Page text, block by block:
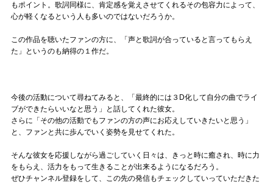
もポイント。歌詞同様に、肯定感を覚えさせてくれるその包容力によって、
心が軽くなるという人も多いのではないだろうか。
この作品を聴いたファンの方に、「声と歌詞が合っていると言ってもらえ
た」というのも納得の１作だ。
今後の活動について尋ねてみると、「最終的には３D化して自分の曲でライ
ブができたらいいなと思う」と話してくれた彼女。
さらに「その他の活動でもファンの方の声にお応えしていきたいと思う」
と、ファンと共に歩んでいく姿勢を見せてくれた。
そんな彼女を応援しながら過ごしていく日々は、きっと時に癒され、時に力
をもらえ、活力をもって生きることが出来るようになるだろう。
ぜひチャンネル登録をして、この先の発信もチェックしていっていただきた